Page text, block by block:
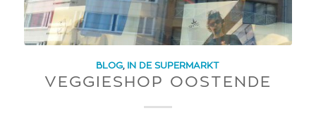
BLOG, IN DE SUPERMARKT
VEGGIESHOP OOSTENDE